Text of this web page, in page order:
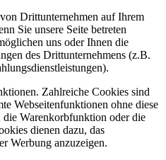
Drittunternehmen auf Ihrem
Sie unsere Seite betreten
uns oder Ihnen die
des Drittunternehmens (z.B.
Zahlreiche Cookies sind
Webseitenfunktionen ohne diese
Warenkorbfunktion oder die
dienen dazu, das
Werbung anzuzeigen.